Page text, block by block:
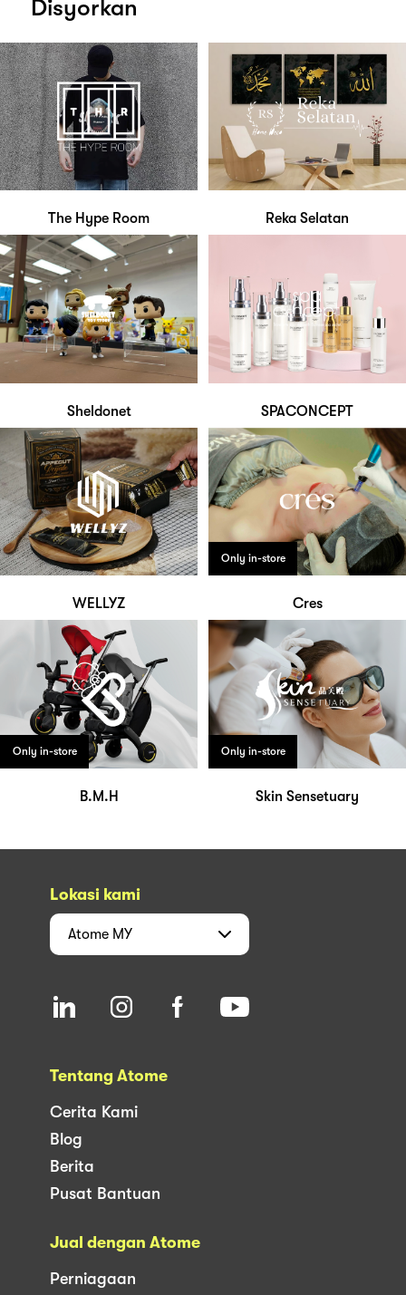
Disyorkan
The Hype Room Reka Selatan
Sheldonet SPACONCEPT
WELLYZ
Only in-store
Cres
Only in-store
B.M.H
Only in-store
Skin Sensetuary
Lokasi kami
Atome MY
Tentang Atome
Cerita Kami
Blog
Berita
Pusat Bantuan
Jual dengan Atome
Perniagaan